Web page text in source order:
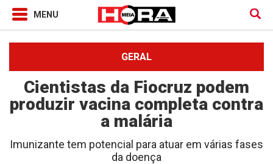
GERAL
Cientistas da Fiocruz podem
produzir vacina completa contra
a malária
Imunizante tem potencial para atuar em várias fases
da doença